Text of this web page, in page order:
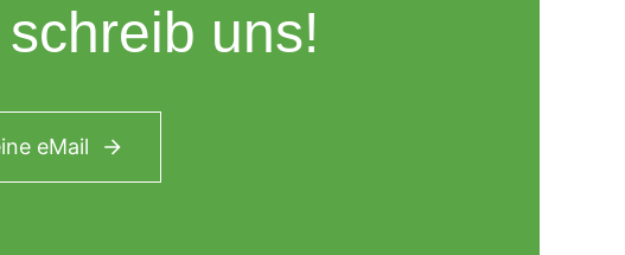
uns!
eMail